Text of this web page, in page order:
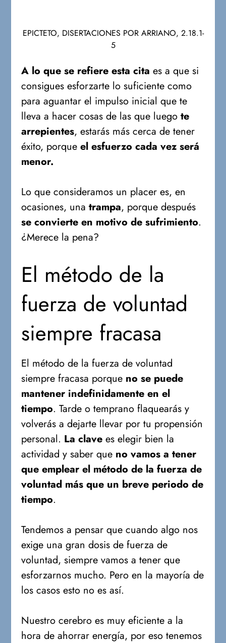
EPICTETO, DISERTACIONES POR ARRIANO, 2.18.1-
5
A lo que se refiere esta cita es a que si
consigues esforzarte lo suficiente como
para aguantar el impulso inicial que te
lleva a hacer cosas de las que luegote
arrepientes, estarás más cerca de tener
éxito, porqueel esfuerzo cada vez será
menor.
Lo que consideramos un placer es, en
ocasiones, unatrampa, porque después
se convierte en motivo de sufrimiento.
¿Merece la pena?
El método de la
fuerza de voluntad
siempre fracasa
El método de la fuerza de voluntad
siempre fracasa porque no se puede
mantener indefinidamente en el
tiempo. Tarde o temprano flaquearás y
volverás a dejarte llevar por tu propensión
personal. La clave es elegir bien la
actividad y saber que no vamos a tener
que emplear el método de la fuerza de
voluntad más que un breve periodo de
tiempo.
Tendemos a pensar que cuando algo nos
exige una gran dosis de fuerza de
voluntad, siempre vamos a tener que
esforzarnos mucho. Pero en la mayoría de
los casos esto no es así.
Nuestro cerebro es muy eficiente a la
hora de ahorrar energía, por eso tenemos